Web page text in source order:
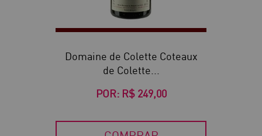
Domaine de Colette Coteaux
de Colette...
POR: R$ 249,00